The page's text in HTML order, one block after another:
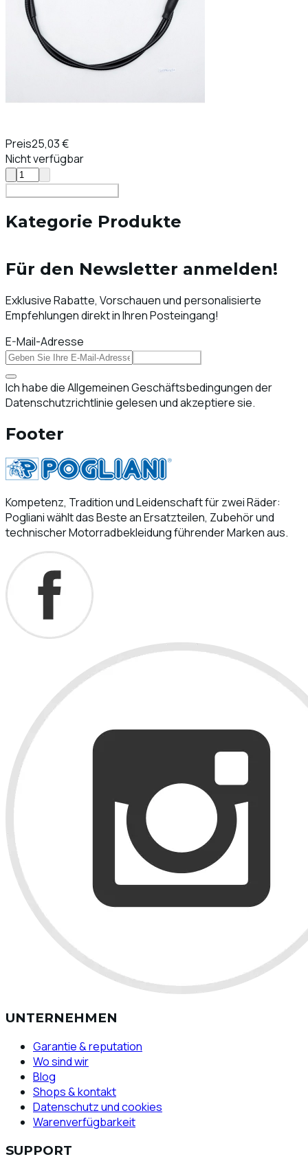
Preis25,03 €
Nicht verfügbar
Kategorie Produkte
Für den Newsletter anmelden!
Exklusive Rabatte, Vorschauen und personalisierte
Empfehlungen direkt in Ihren Posteingang!
E-Mail-Adresse
Ich habe die Allgemeinen Geschäftsbedingungen der
Datenschutzrichtlinie gelesen und akzeptiere sie.
Footer
Kompetenz, Tradition und Leidenschaft für zwei Räder:
Pogliani wählt das Beste an Ersatzteilen, Zubehör und
technischer Motorradbekleidung führender Marken aus.
UNTERNEHMEN
Garantie & reputation
Wo sind wir
Blog
Shops & kontakt
Datenschutz und cookies
Warenverfügbarkeit
SUPPORT